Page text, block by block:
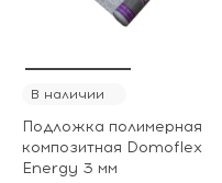
В наличии
Подложка полимерная
композитная Domoflex
Energy 3 мм